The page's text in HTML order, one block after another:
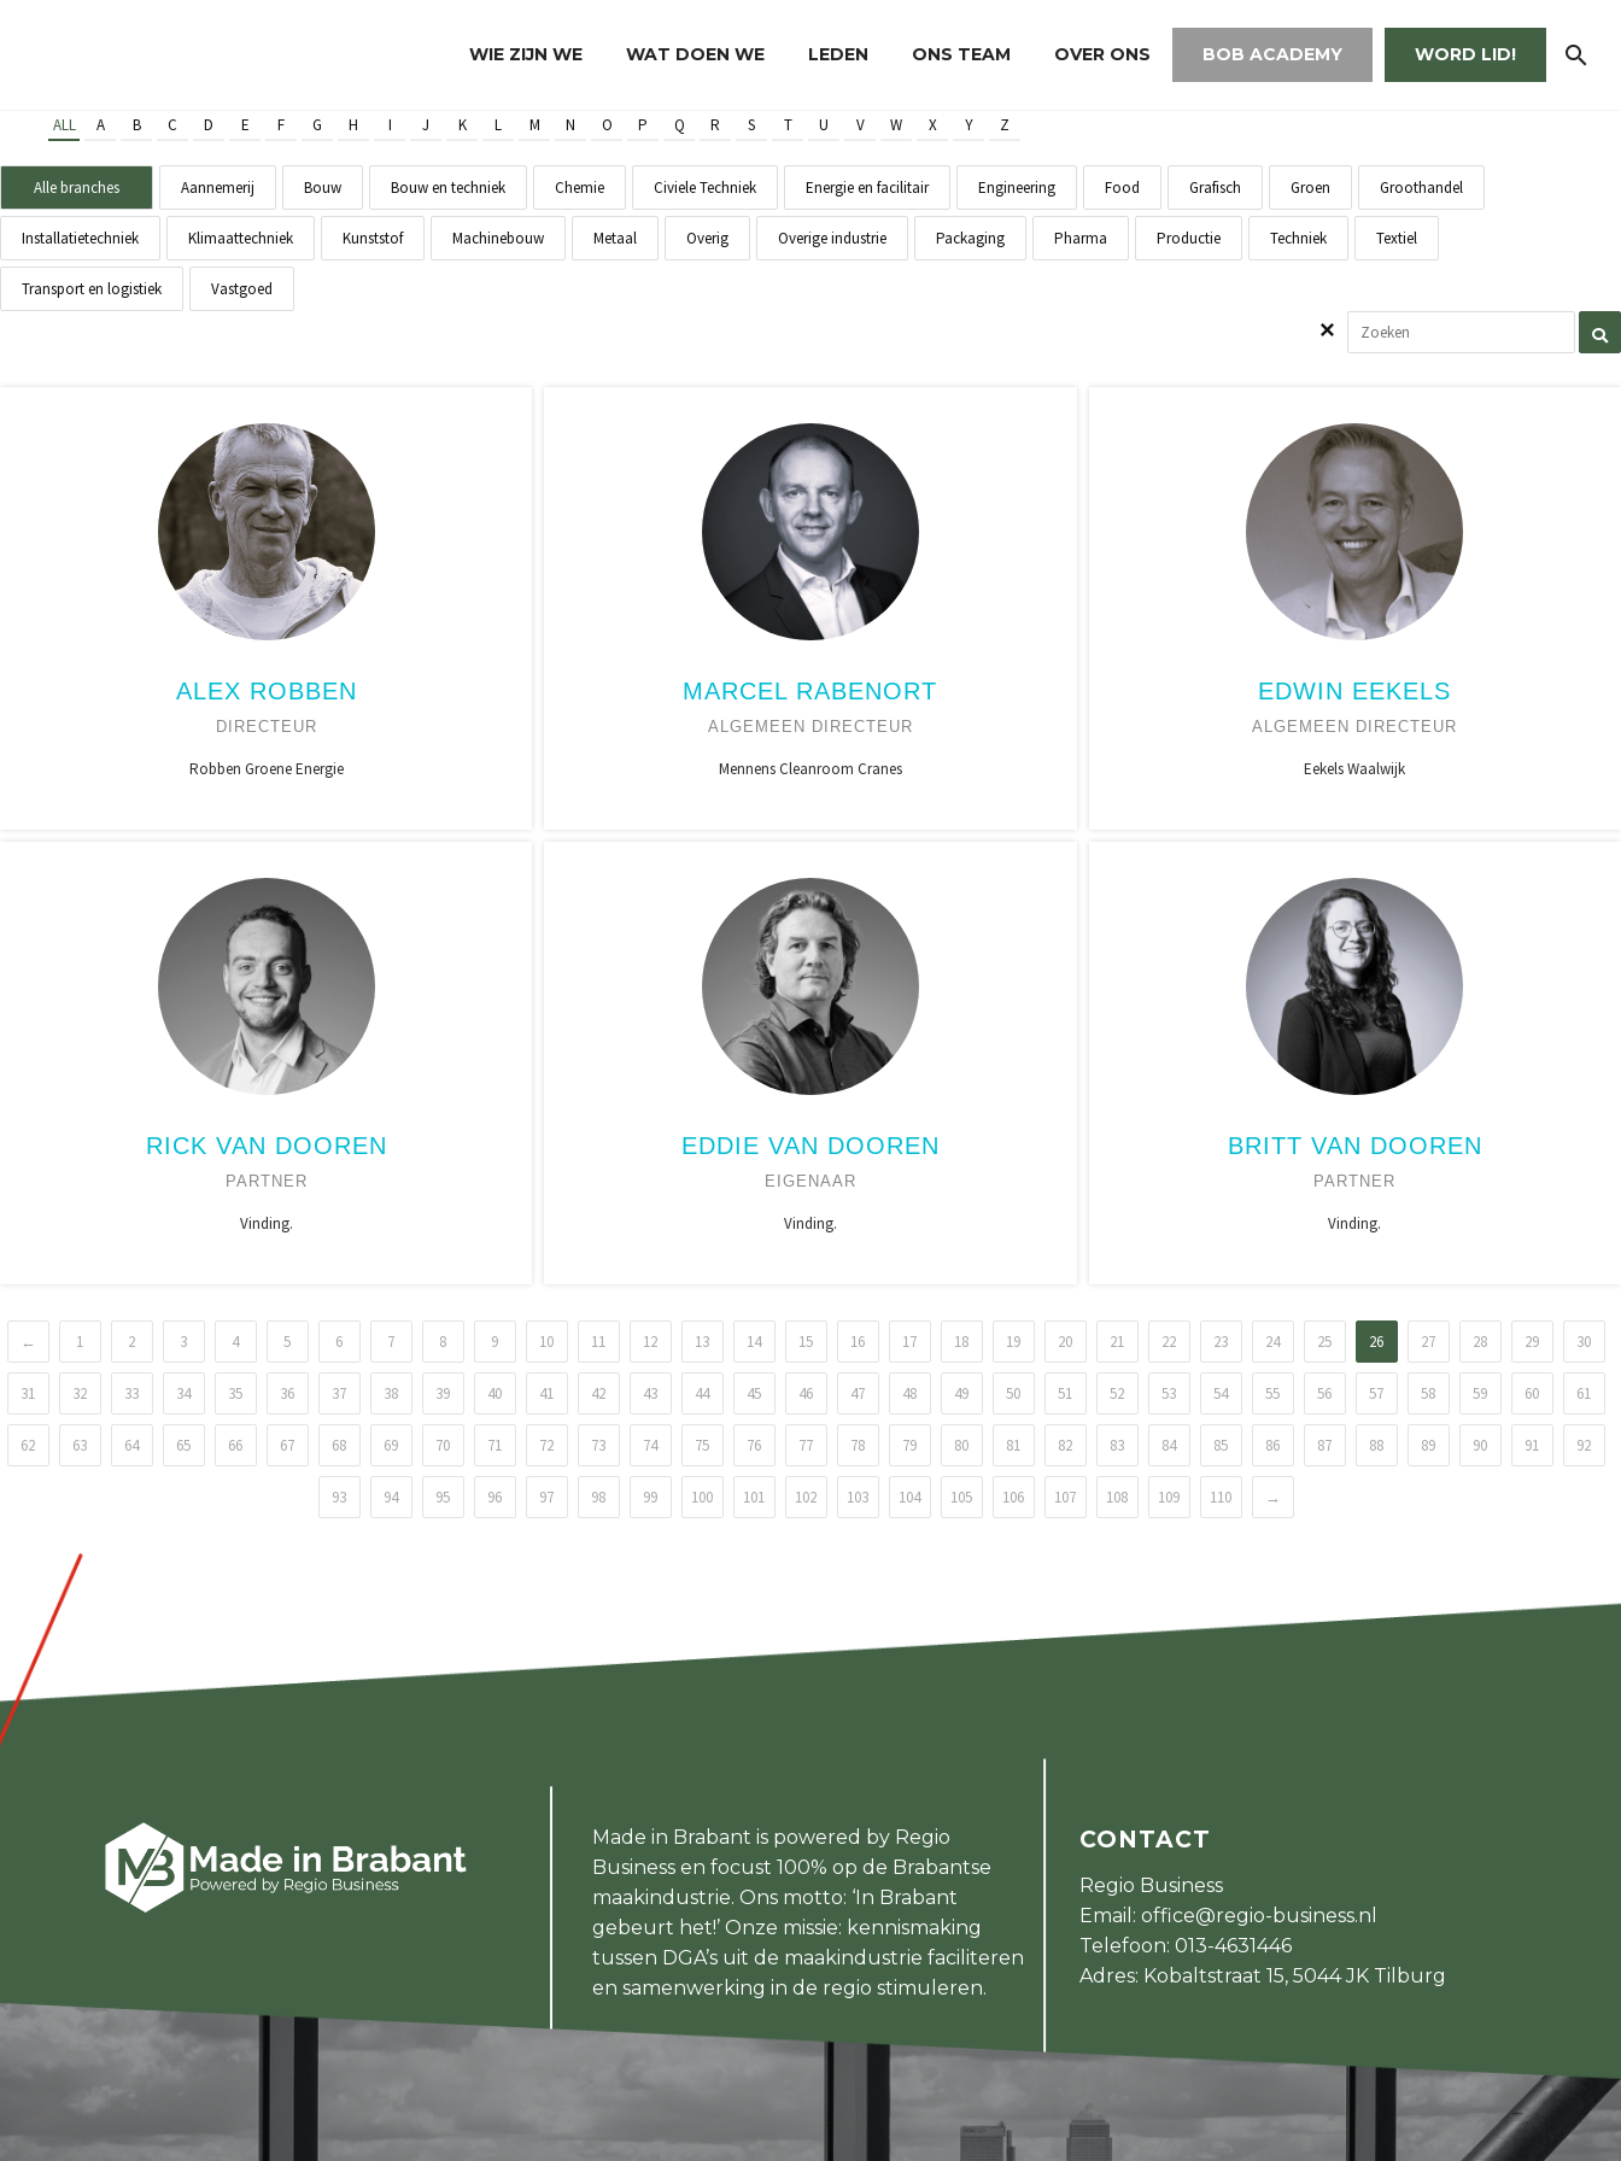
WIE ZIJN WE WAT DOEN WE LEDEN ONS TEAM OVER ONS BOB ACADEMY WORD LID!
ALL A B C D E F G H I J K L M N O P Q R S T U V W X Y Z
Alle branches Aannemerij Bouw Bouw en techniek Chemie Civiele Techniek Energie en facilitair Engineering Food Grafisch Groen Groothandel
Installatietechniek Klimaattechniek Kunststof Machinebouw Metaal Overig Overige industrie Packaging Pharma Productie Techniek Textiel
Transport en logistiek Vastgoed
ALEX ROBBEN
DIRECTEUR
Robben Groene Energie
MARCEL RABENORT
ALGEMEEN DIRECTEUR
Mennens Cleanroom Cranes
EDWIN EEKELS
ALGEMEEN DIRECTEUR
Eekels Waalwijk
RICK VAN DOOREN
PARTNER
Vinding.
EDDIE VAN DOOREN
EIGENAAR
Vinding.
BRITT VAN DOOREN
PARTNER
Vinding.
← 1 2 3 4 5 6 7 8 9 10 11 12 13 14 15 16 17 18 19 20 21 22 23 24 25 26 27 28 29 30
31 32 33 34 35 36 37 38 39 40 41 42 43 44 45 46 47 48 49 50 51 52 53 54 55 56 57 58 59 60 61
62 63 64 65 66 67 68 69 70 71 72 73 74 75 76 77 78 79 80 81 82 83 84 85 86 87 88 89 90 91 92
93 94 95 96 97 98 99 100 101 102 103 104 105 106 107 108 109 110 →
Made in Brabant is powered by Regio
Business en focust 100% op de Brabantse
maakindustrie. Ons motto: ‘In Brabant
gebeurt het!’ Onze missie: kennismaking
tussen DGA’s uit de maakindustrie faciliteren
en samenwerking in de regio stimuleren.
CONTACT
Regio Business
Email: office@regio-business.nl
Telefoon: 013-4631446
Adres: Kobaltstraat 15, 5044 JK Tilburg